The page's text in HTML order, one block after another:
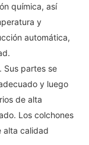
química, así
y
automática,
Sus partes se
y luego
de alta
Los colchones
alta calidad